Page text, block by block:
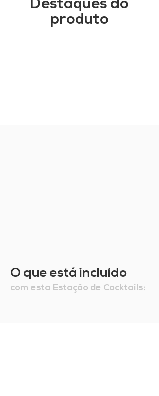
Destaques do
produto
O que está incluído
com esta Estação de Cocktails: